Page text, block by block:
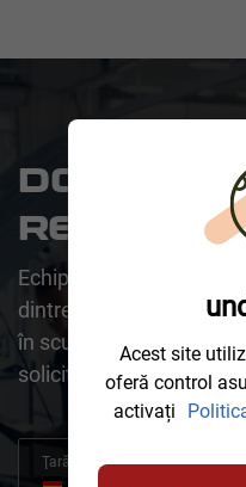
DORIȚI
Echipa noastră este
dintre reprezentanții
în scurt timp pentru a
solicitării
Ţară
Acest site
oferă control
activați